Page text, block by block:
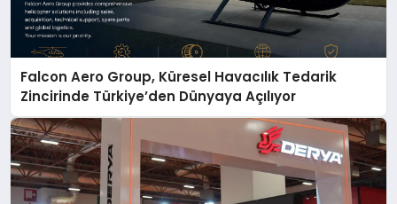
Falcon Aero Group, Küresel Havacılık Tedarik
Zincirinde Türkiye’den Dünyaya Açılıyor